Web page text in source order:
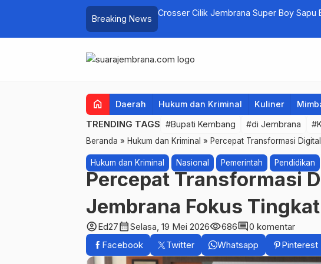
Breaking News
Crosser Cilik Jembrana Super Boy
home Daerah Hukum dan Kriminal Kuliner
TRENDING TAGS #Bupati Kembang #di Jembrana
Beranda » Hukum dan Kriminal » Percepat Transformasi
Hukum dan Kriminal Nasional Pemerintah Pendidikan
Percepat Transformasi
Jembrana Fokus
account_circleEd27calendar_monthSelasa, 19 Mei 2026visibility686comment0 komentar
Facebook
Twitter Whatsapp Pinterest